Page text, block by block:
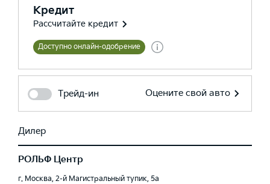
Кредит
Рассчитайте кредит
Доступно онлайн-одобрение
Трейд-ин Оцените свой авто
Дилер
РОЛЬФ Центр
г. Москва, 2-й Магистральный тупик, 5а